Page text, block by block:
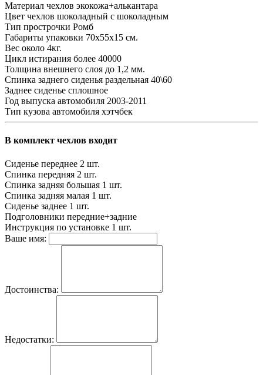
Материал чехлов экокожа+алькантара
Цвет чехлов шоколадный с шоколадным
Тип прострочки Ромб
Габариты упаковки 70х55х15 см.
Вес около 4кг.
Цикл истирания более 40000
Толщина внешнего слоя до 1,2 мм.
Спинка заднего сиденья раздельная 40\60
Заднее сиденье сплошное
Год выпуска автомобиля 2003-2011
Тип кузова автомобиля хэтчбек
В комплект чехлов входит
Сиденье переднее 2 шт.
Спинка передняя 2 шт.
Спинка задняя большая 1 шт.
Спинка задняя малая 1 шт.
Сиденье заднее 1 шт.
Подголовники передние+задние
Инструкция по установке 1 шт.
Ваше имя:
Достоинства:
Недостатки: